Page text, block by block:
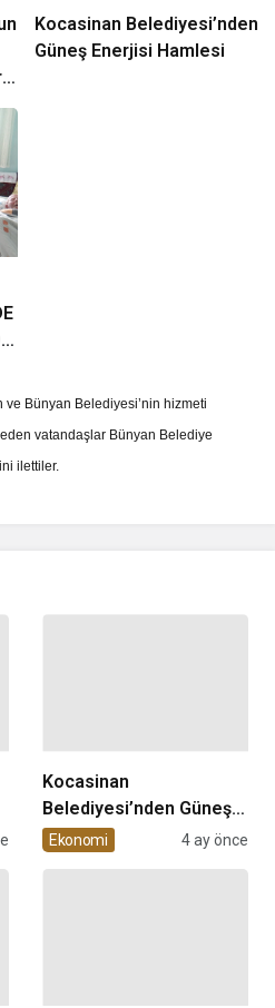
Kocasinan Belediyesi’nden
Güneş Enerjisi Hamlesi
Bünyan Belediyesi’nin hizmeti
vatandaşlar Bünyan Belediye
ilettiler.
Kocasinan
Belediyesi’nden Güneş
Enerjisi Hamlesi
Ekonomi 4 ay önce